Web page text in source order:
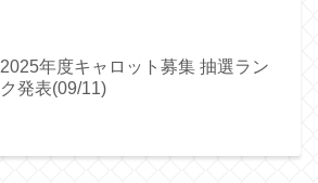
2025年度キャロット募集 抽選ラン
ク発表(09/11)